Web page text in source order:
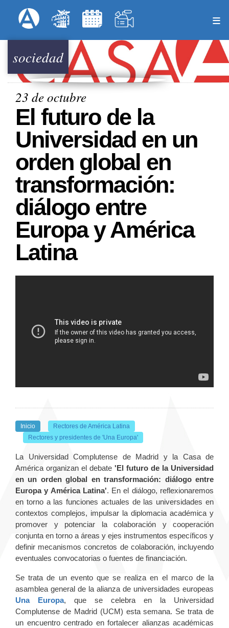
al
principal
Menú Superior
sociedad
23 de octubre
El futuro de la
Universidad en un
orden global en
transformación:
diálogo entre
Europa y América
Latina
Inicio
Rectores de América Latina
Rectores y presidentes de 'Una Europa'
La Universidad Complutense de Madrid y la Casa de
América organizan el debate 'El futuro de la Universidad
en un orden global en transformación: diálogo entre
Europa y América Latina'. En el diálogo, reflexionaremos
en torno a las funciones actuales de las universidades en
contextos complejos, impulsar la diplomacia académica y
promover y potenciar la colaboración y cooperación
conjunta en torno a áreas y ejes instrumentos específicos y
definir mecanismos concretos de colaboración, incluyendo
eventuales convocatorias o fuentes de financiación.
Se trata de un evento que se realiza en el marco de la
asamblea general de la alianza de universidades europeas
Una Europa, que se celebra en la Universidad
Complutense de Madrid (UCM) esta semana. Se trata de
un encuentro centrado en fortalecer alianzas académicas